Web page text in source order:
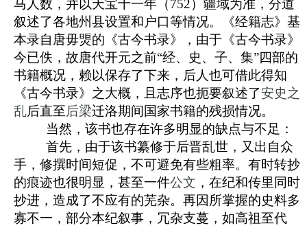
马人数，并以天宝十一年（752）疆域为准，分道
叙述了各地州县设置和户口等情况。《经籍志》基
本录自唐毋煚的《古今书录》，由于《古今书录》
今已佚，故唐代开元之前“经、史、子、集”四部的
书籍概况，赖以保存了下来，后人也可借此得知
《古今书录》之大概，且志序也扼要叙述了安史之
乱后直至后梁迁洛期间国家书籍的残损情况。
当然，该书也存在许多明显的缺点与不足：
首先，由于该书纂修于后晋乱世，又出自众
手， 修撰时间短促 ，不可避免有些粗率。有时转抄
的痕迹也很明显，甚至一件公文 ，在纪和传里同时
抄进，造成了不应有的芜杂。再因所掌握的史料多
寡不一，部分本纪叙事，冗杂支蔓，如高祖至代